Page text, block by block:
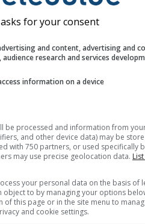
asks for your consent
and content, advertising and
research and services
information on a device
be processed and information from
and other device data) may be
with 750 partners, or used specifically
may use precise geolocation data.
your personal data on the basis of
object to by managing your options
of this page or in the site menu to
and cookie settings.